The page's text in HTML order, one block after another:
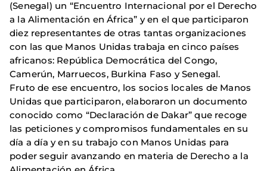
(Senegal) un “Encuentro Internacional por el Derecho
a la Alimentación en África” y en el que participaron
diez representantes de otras tantas organizaciones
con las que Manos Unidas trabaja en cinco países
africanos: República Democrática del Congo,
Camerún, Marruecos, Burkina Faso y Senegal.
Fruto de ese encuentro, los socios locales de Manos
Unidas que participaron, elaboraron un documento
conocido como “Declaración de Dakar” que recoge
las peticiones y compromisos fundamentales en su
día a día y en su trabajo con Manos Unidas para
poder seguir avanzando en materia de Derecho a la